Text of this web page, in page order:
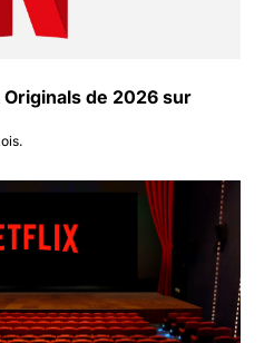
de 2026 sur